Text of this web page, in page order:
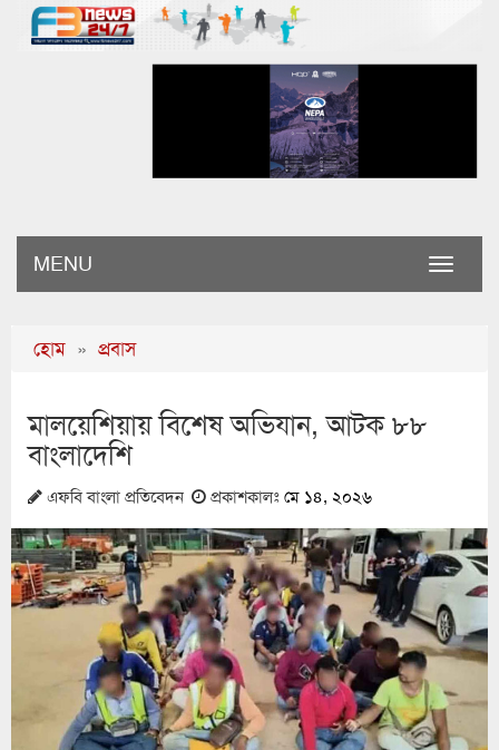
Toggle
MENU
হোম » প্রবাস
মালয়েশিয়ায় বিশেষ অভিযান, আটক ৮৮
বাংলাদেশি
এফবি বাংলা প্রতিবেদন প্রকাশকালঃ মে ১৪, ২০২৬